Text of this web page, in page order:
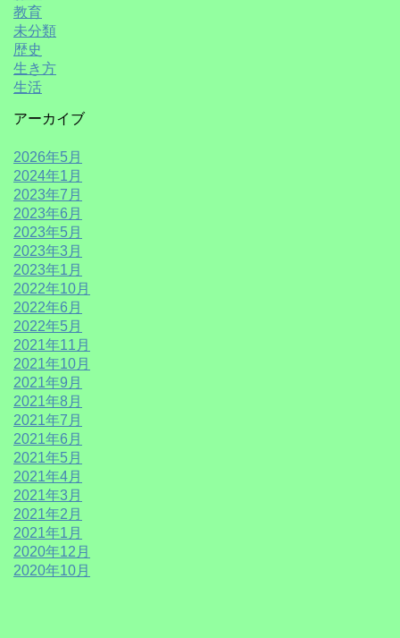
教育
未分類
歴史
生き方
生活
アーカイブ
2026年5月
2024年1月
2023年7月
2023年6月
2023年5月
2023年3月
2023年1月
2022年10月
2022年6月
2022年5月
2021年11月
2021年10月
2021年9月
2021年8月
2021年7月
2021年6月
2021年5月
2021年4月
2021年3月
2021年2月
2021年1月
2020年12月
2020年10月